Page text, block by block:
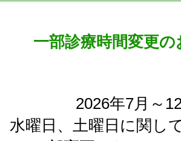
一部診療時間変更
2026年7月～
水曜日、土曜日に関し